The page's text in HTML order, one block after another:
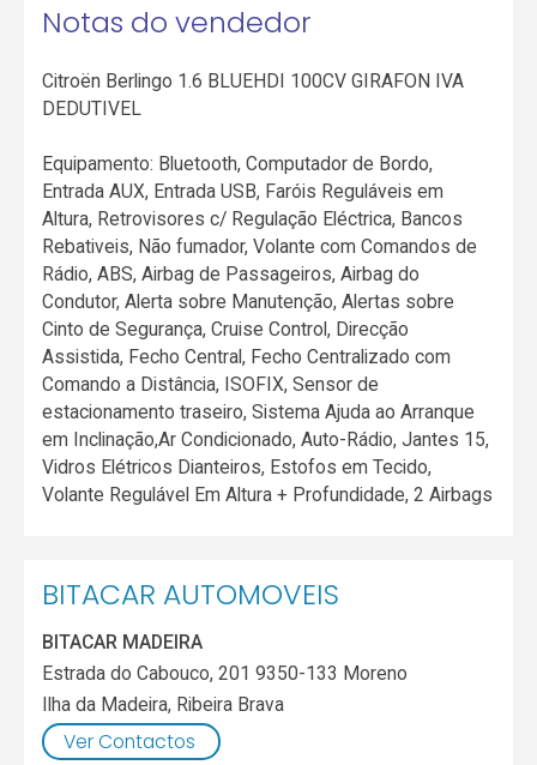
Notas do vendedor
Citroën Berlingo 1.6 BLUEHDI 100CV GIRAFON IVA
DEDUTIVEL
Equipamento: Bluetooth, Computador de Bordo,
Entrada AUX, Entrada USB, Faróis Reguláveis em
Altura, Retrovisores c/ Regulação Eléctrica, Bancos
Rebativeis, Não fumador, Volante com Comandos de
Rádio, ABS, Airbag de Passageiros, Airbag do
Condutor, Alerta sobre Manutenção, Alertas sobre
Cinto de Segurança, Cruise Control, Direcção
Assistida, Fecho Central, Fecho Centralizado com
Comando a Distância, ISOFIX, Sensor de
estacionamento traseiro, Sistema Ajuda ao Arranque
em Inclinação,Ar Condicionado, Auto-Rádio, Jantes 15,
Vidros Elétricos Dianteiros, Estofos em Tecido,
Volante Regulável Em Altura + Profundidade, 2 Airbags
BITACAR AUTOMOVEIS
BITACAR MADEIRA
Estrada do Cabouco, 201 9350-133 Moreno
Ilha da Madeira, Ribeira Brava
Ver Contactos